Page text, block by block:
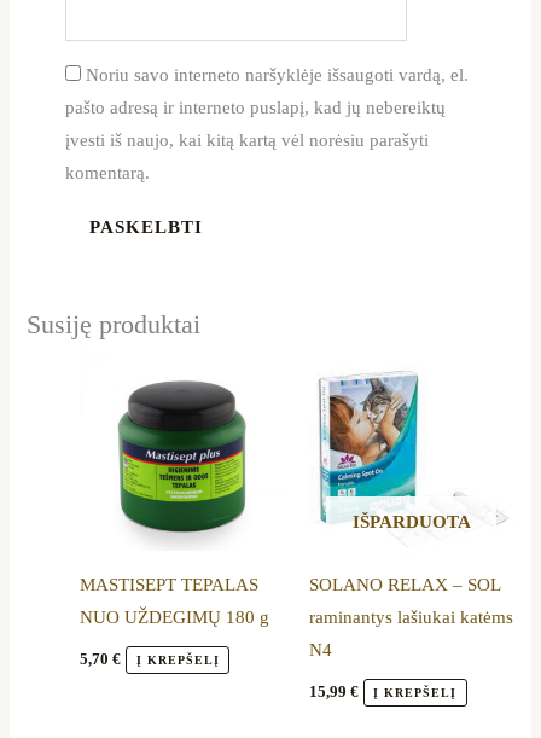
Noriu savo interneto naršyklėje išsaugoti vardą, el.
pašto adresą ir interneto puslapį, kad jų nebereiktų
įvesti iš naujo, kai kitą kartą vėl norėsiu parašyti
komentarą.
Susiję produktai
MASTISEPT TEPALAS
NUO UŽDEGIMŲ 180 g
5,70€ Į KREPŠELĮ
IŠPARDUOTA
SOLANO RELAX – SOL
raminantys lašiukai katėms
N4
15,99 € Į KREPŠELĮ